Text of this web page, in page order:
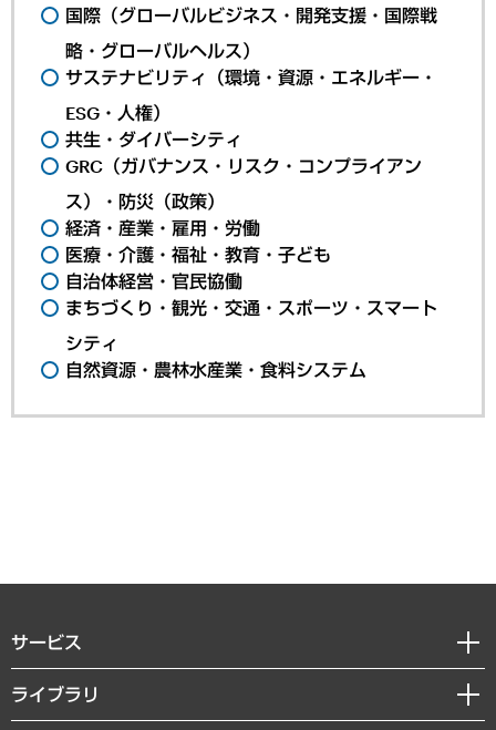
国際（グローバルビジネス・開発支援・国際戦
略・グローバルヘルス）
サステナビリティ（環境・資源・エネルギー・
ESG・人権）
共生・ダイバーシティ
GRC（ガバナンス・リスク・コンプライアン
ス）・防災（政策）
経済・産業・雇用・労働
医療・介護・福祉・教育・子ども
自治体経営・官民協働
まちづくり・観光・交通・スポーツ・スマート
シティ
自然資源・農林水産業・食料システム
サービス
経営戦略
組織・人事戦略
ライブラリ